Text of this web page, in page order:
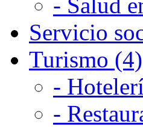
Servicio
Turismo (4)
-
-